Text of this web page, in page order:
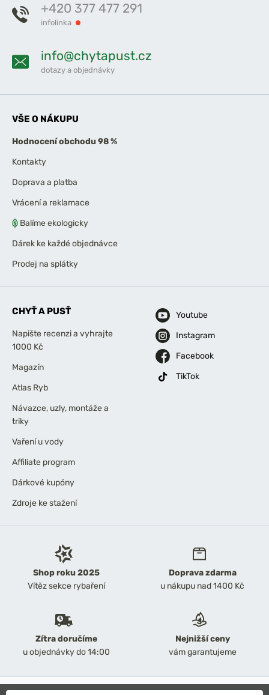
Shop roku 2025
Vítěz sekce rybaření
Doprava zdarma
u nákupu nad 1400 Kč
Zítra doručíme
u objednávky do 14:00
Nejnižší ceny
vám garantujeme
+420 377 477 291
infolinka
info@chytapust.cz
dotazy a objednávky
VŠE O NÁKUPU
Hodnocení obchodu 98 %
Kontakty
Doprava a platba
Vrácení a reklamace
Balíme ekologicky
Dárek ke každé objednávce
Prodej na splátky
CHYŤ A PUSŤ
Napište recenzi a vyhrajte
1000 Kč
Magazín
Atlas Ryb
Návazce, uzly, montáže a
triky
Vaření u vody
Affiliate program
Dárkové kupóny
Zdroje ke stažení
Youtube
Instagram
Facebook
TikTok